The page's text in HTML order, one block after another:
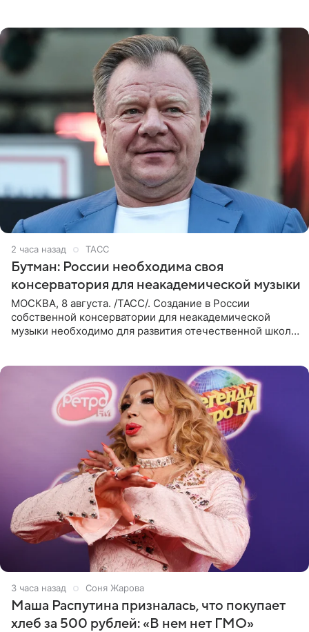
2 часа назад ТАСС
Бутман: России необходима своя
консерватория для неакадемической музыки
МОСКВА, 8 августа. /ТАСС/. Создание в России
собственной консерватории для неакадемической
музыки необходимо для развития отечественной школы
3 часа назад Соня Жарова
Маша Распутина призналась, что покупает
хлеб за 500 рублей: «В нем нет ГМО»